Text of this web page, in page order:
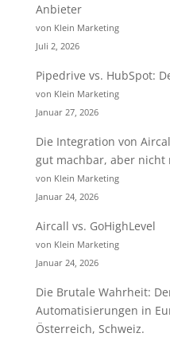
Anbieter
von Klein Marketing
Juli 2, 2026
Pipedrive vs. HubSpot:
von Klein Marketing
Januar 27, 2026
Die Integration von
gut machbar, aber nicht
von Klein Marketing
Januar 24, 2026
Aircall vs. GoHighLevel
von Klein Marketing
Januar 24, 2026
Die Brutale Wahrheit:
Automatisierungen in
Österreich, Schweiz.